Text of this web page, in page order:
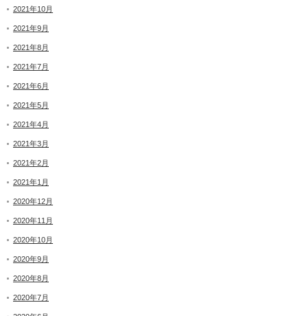
2021年10月
2021年9月
2021年8月
2021年7月
2021年6月
2021年5月
2021年4月
2021年3月
2021年2月
2021年1月
2020年12月
2020年11月
2020年10月
2020年9月
2020年8月
2020年7月